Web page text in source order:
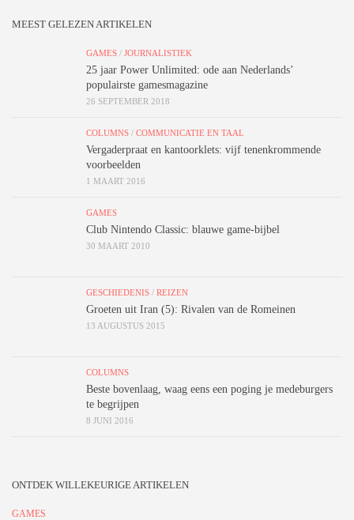
MEEST GELEZEN ARTIKELEN
GAMES / JOURNALISTIEK
25 jaar Power Unlimited: ode aan Nederlands’
populairste gamesmagazine
26 SEPTEMBER 2018
COLUMNS / COMMUNICATIE EN TAAL
Vergaderpraat en kantoorklets: vijf tenenkrommende
voorbeelden
1 MAART 2016
GAMES
Club Nintendo Classic: blauwe game-bijbel
30 MAART 2010
GESCHIEDENIS / REIZEN
Groeten uit Iran (5): Rivalen van de Romeinen
13 AUGUSTUS 2015
COLUMNS
Beste bovenlaag, waag eens een poging je medeburgers
te begrijpen
8 JUNI 2016
ONTDEK WILLEKEURIGE ARTIKELEN
GAMES